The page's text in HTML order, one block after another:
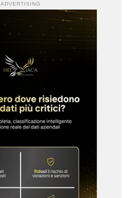
ADVERTISING